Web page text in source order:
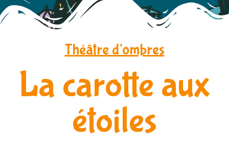
Théâtre d'ombres
La carotte aux
étoiles